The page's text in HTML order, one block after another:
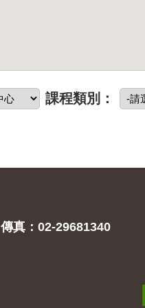
課程類別：
傳真：02-29681340